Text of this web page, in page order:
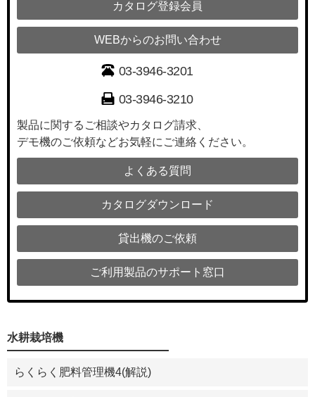
カタログ登録会員
WEBからのお問い合わせ
03-3946-3201
03-3946-3210
製品に関するご相談やカタログ請求、
デモ機のご依頼などお気軽にご連絡ください。
よくある質問
カタログダウンロード
貸出機のご依頼
ご利用製品のサポート窓口
水耕栽培機
らくらく肥料管理機4(解説)